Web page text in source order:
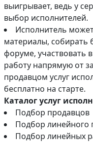
выигрывает, ведь у
выбор исполнителей.
Исполнитель
материалы, собирать
форуме, участвовать
работу напрямую от
продавцом услуг
бесплатно на старте.
Каталог услуг
Подбор продавцов
Подбор линейного
Подбор линейных